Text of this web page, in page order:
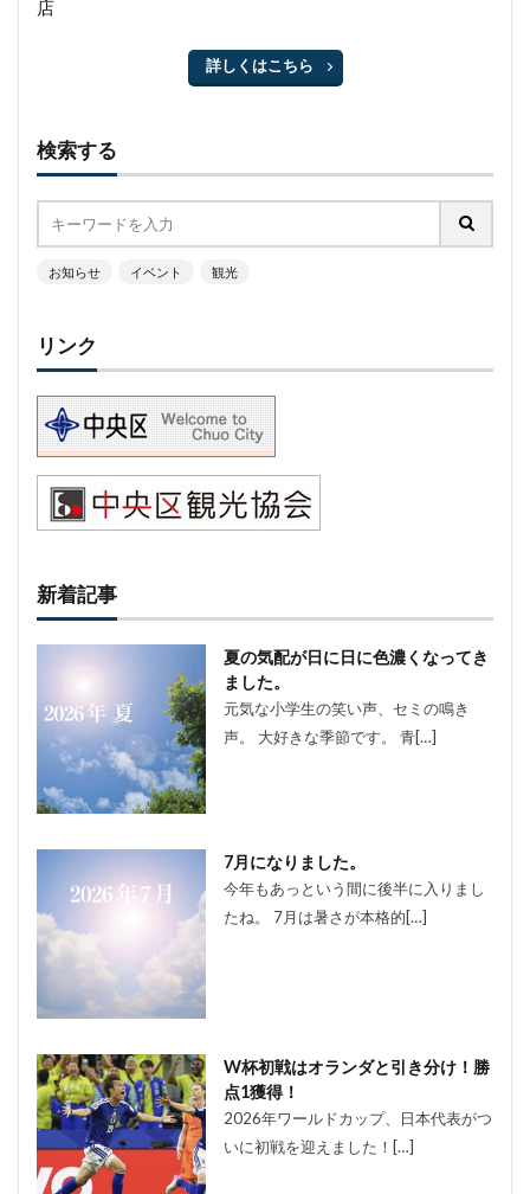
店
詳しくはこちら
検索する
お知らせ イベント 観光
リンク
新着記事
夏の気配が日に日に色濃くなってき
ました。
元気な小学生の笑い声、セミの鳴き
声。 大好きな季節です。 青[…]
7月になりました。
今年もあっという間に後半に入りまし
たね。 7月は暑さが本格的[…]
W杯初戦はオランダと引き分け！勝
点1獲得！
2026年ワールドカップ、日本代表がつ
いに初戦を迎えました！[…]